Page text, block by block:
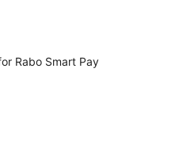
Rabo Smart Pay